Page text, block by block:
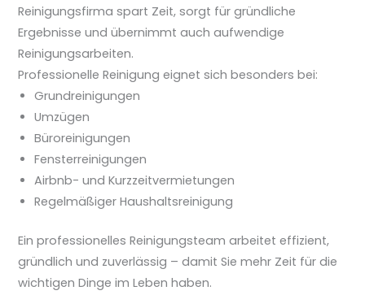
Reinigungsfirma spart Zeit, sorgt für gründliche
Ergebnisse und übernimmt auch aufwendige
Reinigungsarbeiten.
Professionelle Reinigung eignet sich besonders bei:
Grundreinigungen
Umzügen
Büroreinigungen
Fensterreinigungen
Airbnb- und Kurzzeitvermietungen
Regelmäßiger Haushaltsreinigung
Ein professionelles Reinigungsteam arbeitet effizient,
gründlich und zuverlässig – damit Sie mehr Zeit für die
wichtigen Dinge im Leben haben.